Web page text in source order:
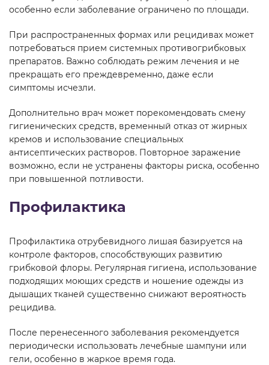
особенно если заболевание ограничено по площади.
При распространенных формах или рецидивах может
потребоваться прием системных противогрибковых
препаратов. Важно соблюдать режим лечения и не
прекращать его преждевременно, даже если
симптомы исчезли.
Дополнительно врач может порекомендовать смену
гигиенических средств, временный отказ от жирных
кремов и использование специальных
антисептических растворов. Повторное заражение
возможно, если не устранены факторы риска, особенно
при повышенной потливости.
Профилактика
Профилактика отрубевидного лишая базируется на
контроле факторов, способствующих развитию
грибковой флоры. Регулярная гигиена, использование
подходящих моющих средств и ношение одежды из
дышащих тканей существенно снижают вероятность
рецидива.
После перенесенного заболевания рекомендуется
периодически использовать лечебные шампуни или
гели, особенно в жаркое время года.